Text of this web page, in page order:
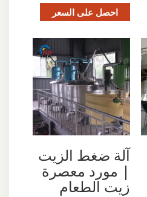
احصل على السعر
آلة ضغط الزيت
| مورد معصرة
زيت الطعام